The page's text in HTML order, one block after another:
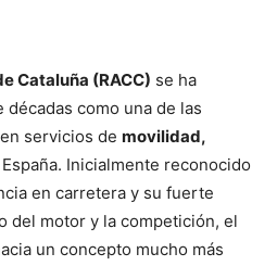
Cataluña (RACC) se ha
como una de las
servicios de movilidad,
Inicialmente reconocido
en carretera y su fuerte
del motor y la competición, el
un concepto mucho más